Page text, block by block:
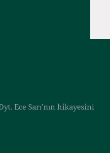
Ece Sarı’nın hikayesini